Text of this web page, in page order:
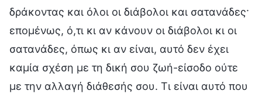
δράκοντας και όλοι οι διάβολοι και σατανάδες·
επομένως, ό,τι κι αν κάνουν οι διάβολοι κι οι
σατανάδες, όπως κι αν είναι, αυτό δεν έχει
καμία σχέση με τη δική σου ζωή-είσοδο ούτε
με την αλλαγή διάθεσής σου. Τι είναι αυτό που